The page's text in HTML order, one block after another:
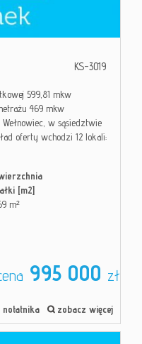
KS-3019
599,81 mkw
469 mkw
w sąsiedztwie
oferty wchodzi 12 lokali:
[m2]
m²
995 000 zł
notatnika zobacz więcej